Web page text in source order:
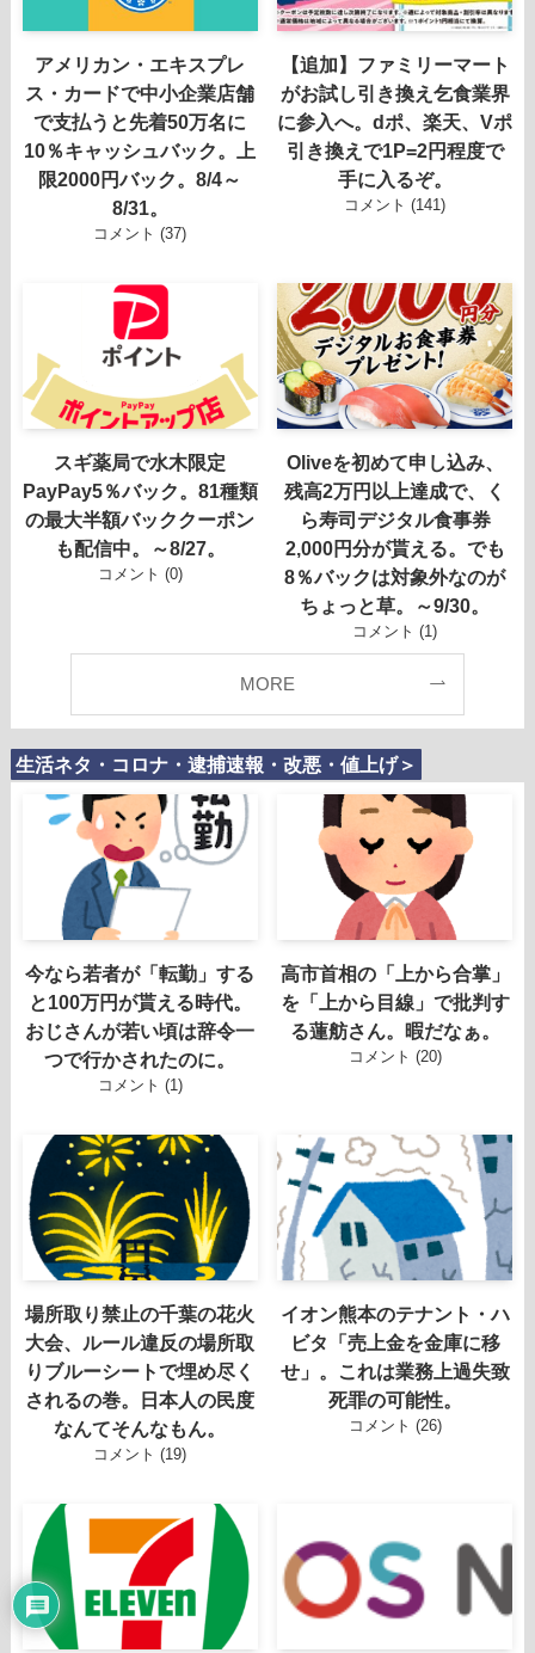
アメリカン・エキスプレ
ス・カードで中小企業店舗
で支払うと先着50万名に
10％キャッシュバック。上
限2000円バック。8/4～
8/31。
コメント (37)
【追加】ファミリーマート
がお試し引き換え乞食業界
に参入へ。dポ、楽天、Vポ
引き換えで1P=2円程度で
手に入るぞ。
コメント (141)
スギ薬局で水木限定
PayPay5％バック。81種類
の最大半額バッククーポン
も配信中。～8/27。
コメント (0)
Oliveを初めて申し込み、
残高2万円以上達成で、く
ら寿司デジタル食事券
2,000円分が貰える。でも
8％バックは対象外なのが
ちょっと草。～9/30。
コメント (1)
MORE
生活ネタ・コロナ・逮捕速報・改悪・値上げ＞
今なら若者が「転勤」する
と100万円が貰える時代。
おじさんが若い頃は辞令一
つで行かされたのに。
コメント (1)
高市首相の「上から合掌」
を「上から目線」で批判す
る蓮舫さん。暇だなぁ。
コメント (20)
場所取り禁止の千葉の花火
大会、ルール違反の場所取
りブルーシートで埋め尽く
されるの巻。日本人の民度
なんてそんなもん。
コメント (19)
イオン熊本のテナント・ハ
ビタ「売上金を金庫に移
せ」。これは業務上過失致
死罪の可能性。
コメント (26)